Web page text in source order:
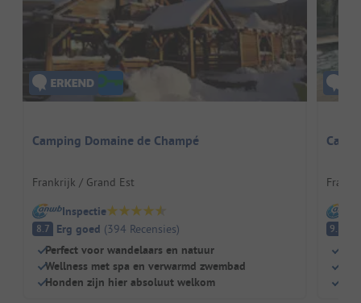
Camping Domaine de Champé
Frankrijk / Grand Est
Inspectie
8.7 Erg goed (394 Recensies)
Perfect voor wandelaars en natuur
Wellness met spa en verwarmd zwembad
Honden zijn hier absoluut welkom
9.1